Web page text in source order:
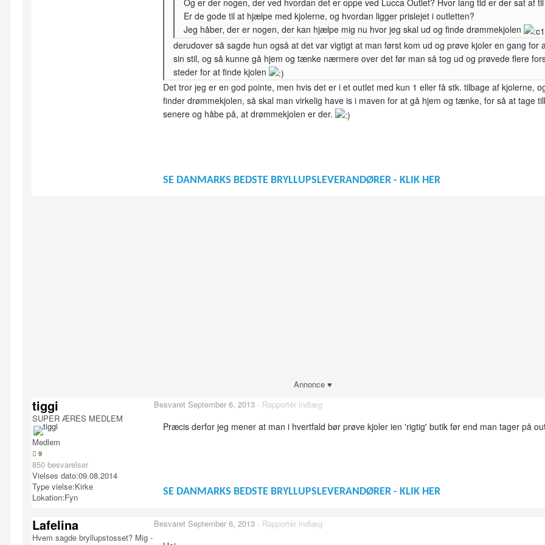
Og er der nogen, der ved hvordan det er oppe ved Lucca Outlet? Hvor lang tid er der sat af
Er de gode til at hjælpe med kjolerne, og hvordan ligger prislejet i outletten?
Jeg håber, der er nogen, der kan hjælpe mig nu hvor jeg skal ud og finde drømmekjolen
derudover så sagde hun også at det var vigtigt at man først kom ud og prøve kjoler en gang for
sin stil, og så kunne gå hjem og tænke nærmere over det før man så tog ud og prøvede flere
steder for at finde kjolen
Det tror jeg er en god pointe, men hvis det er i et outlet med kun 1 eller få stk. tilbage af kjolerne,
finder drømmekjolen, så skal man virkelig have is i maven for at gå hjem og tænke, for så at tage
senere og håbe på, at drømmekjolen er der.
SE DANMARKS BEDSTE BRYLLUPSLEVERANDØRER - KLIK HER
Annonce ♥
tiggi
SUPER ÆRES MEDLEM
Medlem
9
850 besvarelser
Vielses dato:09.08.2014
Type vielse:Kirke
Lokation:Fyn
Besvaret September 6, 2013 · Rapportér indlæg
Præcis derfor jeg mener at man i hvertfald bør prøve kjoler ien 'rigtig' butik før end man tager på
SE DANMARKS BEDSTE BRYLLUPSLEVERANDØRER - KLIK HER
Lafelina
Hvem sagde bryllupstosset? Mig -
Besvaret September 6, 2013 · Rapportér indlæg